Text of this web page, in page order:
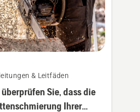
& Leitfäden
überprüfen Sie, dass die
Ihrer